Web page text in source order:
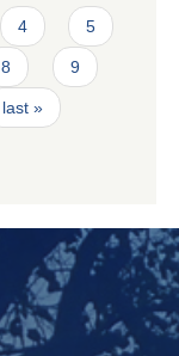
4 5
8 9
last »